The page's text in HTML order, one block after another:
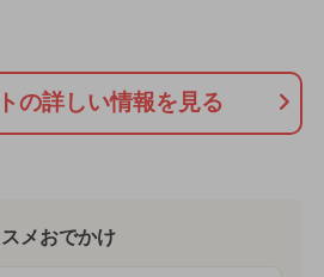
の詳しい情報を見る
メおでかけ